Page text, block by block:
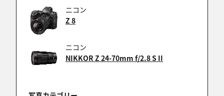
ちーべん
2025/12/02 19:41:25
ナイスショット！
2025/12/02 15:38:54
ニコン
Z 8
ニコン
NIKKOR Z 24-70mm f/2.8 S II